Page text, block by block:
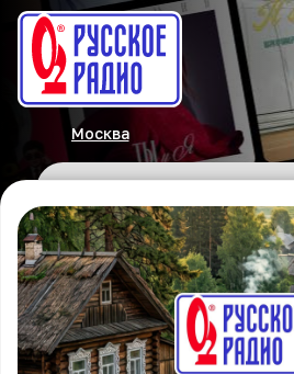
Москва